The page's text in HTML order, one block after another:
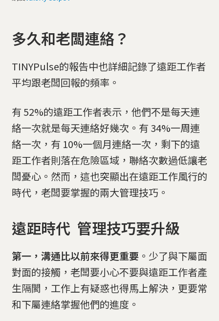
多久和老闆連絡？
TINYPulse的報告中也詳細記錄了遠距工作者
平均跟老闆回報的頻率。
有 52%的遠距工作者表示，他們不是每天連
絡一次就是每天連絡好幾次。有 34%一周連
絡一次，有 10%一個月連絡一次，剩下的遠
距工作者則落在危險區域，聯絡次數過低讓老
闆憂心。然而，這也突顯出在遠距工作風行的
時代，老闆要掌握的兩大管理技巧。
遠距時代 管理技巧要升級
第一，溝通比以前來得更重要 。少了與下屬面
對面的接觸，老闆要小心不要與遠距工作者產
生隔閡，工作上有疑惑也得馬上解決，更要常
和下屬連絡掌握他們的進度。